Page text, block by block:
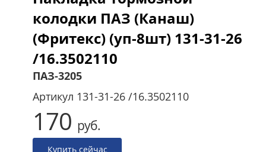
колодки ПАЗ (Канаш)
(Фритекс) (уп-8шт) 131-31-26
/16.3502110
ПАЗ-3205
Артикул 131-31-26 /16.3502110
170 руб.
Купить сейчас